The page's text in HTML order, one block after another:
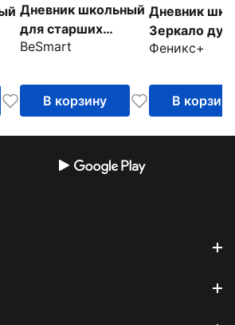
Дневник школьный
для старших
классов Block, 48
BeSmart
В корзину
Дневник
Зеркало
Феникс+
В корзину